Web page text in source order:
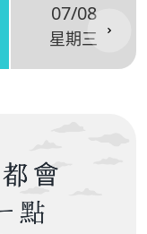
07/08
星期三